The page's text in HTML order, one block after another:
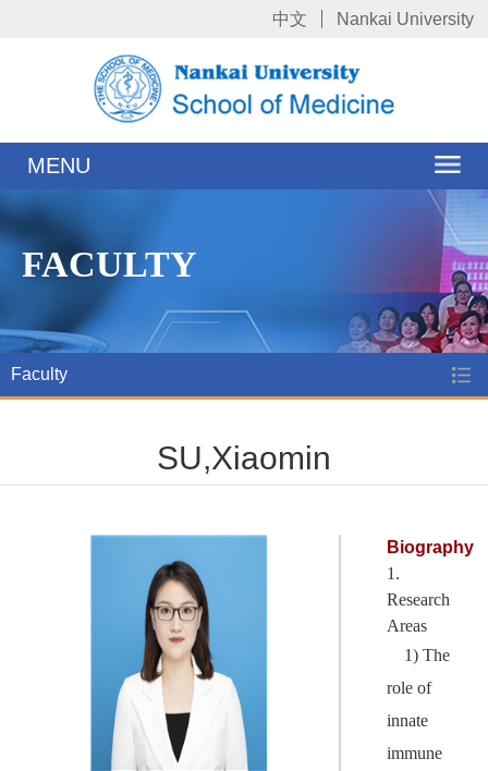
中文 Nankai University
MENU
FACULTY
Faculty
SU,Xiaomin
Biography
1.
Research
Areas
1) The
role of
innate
immune